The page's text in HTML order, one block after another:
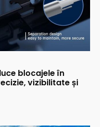
blocajele în
vizibilitate și